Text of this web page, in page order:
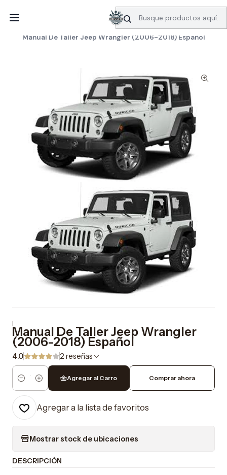
SERVICIO DE BÚSQUEDA DE INFORMACIÓN AUTOMOTRIZ
Manuales de taller Jeep
Manual De Taller Jeep Wrangler (2006-2018) Español
|
Manual De Taller Jeep Wrangler
(2006-2018) Español
4.0 2 reseñas
Cantidad
Agregar al Carro Comprar ahora
Agregar a la lista de favoritos
Mostrar stock de ubicaciones
DESCRIPCIÓN